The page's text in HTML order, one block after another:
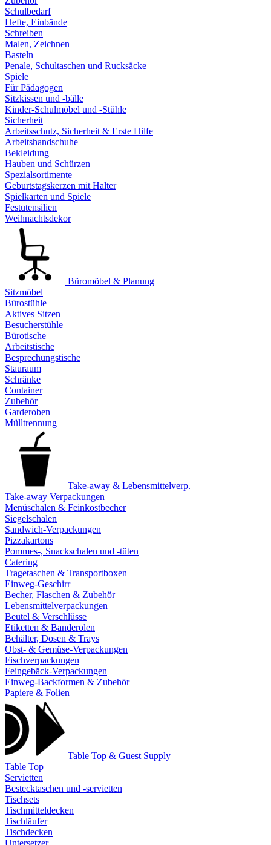
Schulbedarf
Hefte, Einbände
Schreiben
Malen, Zeichnen
Basteln
Penale, Schultaschen und Rucksäcke
Spiele
Für Pädagogen
Sitzkissen und -bälle
Kinder-Schulmöbel und -Stühle
Sicherheit
Arbeitsschutz, Sicherheit & Erste Hilfe
Arbeitshandschuhe
Bekleidung
Hauben und Schürzen
Spezialsortimente
Geburtstagskerzen mit Halter
Spielkarten und Spiele
Festutensilien
Weihnachtsdekor
Büromöbel & Planung
Sitzmöbel
Bürostühle
Aktives Sitzen
Besucherstühle
Bürotische
Arbeitstische
Besprechungstische
Stauraum
Schränke
Container
Zubehör
Garderoben
Mülltrennung
Take-away & Lebensmittelverp.
Take-away Verpackungen
Menüschalen & Feinkostbecher
Siegelschalen
Sandwich-Verpackungen
Pizzakartons
Pommes-, Snackschalen und -tüten
Catering
Tragetaschen & Transportboxen
Einweg-Geschirr
Becher, Flaschen & Zubehör
Lebensmittelverpackungen
Beutel & Verschlüsse
Etiketten & Banderolen
Behälter, Dosen & Trays
Obst- & Gemüse-Verpackungen
Fischverpackungen
Feingebäck-Verpackungen
Einweg-Backformen & Zubehör
Papiere & Folien
Table Top & Guest Supply
Table Top
Servietten
Bestecktaschen und -servietten
Tischsets
Tischmitteldecken
Tischläufer
Tischdecken